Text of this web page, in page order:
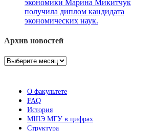
экономики Марина Микитчук
получила диплом кандидата
экономических наук.
Архив новостей
Архив
О факультете
FAQ
История
МШЭ МГУ в цифрах
Структура